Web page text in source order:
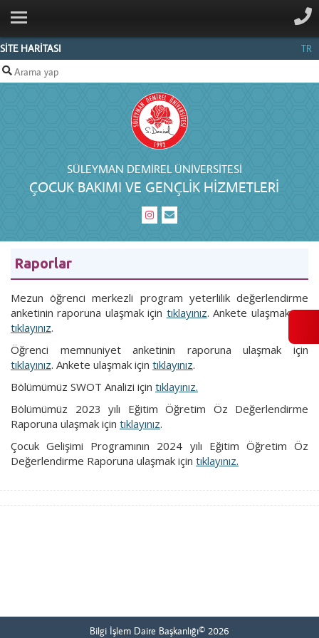
SİTE HARİTASI TR
SÜLEYMAN DEMIREL ÜNIVERSITESI
ÇOCUK BAKIMI VE GENÇLIK HIZMETLERI
ANA SAYFA
KURUMSAL
BÖLÜM
Raporlar
Mezun öğrenci merkezli program yeterlilik değerlendirme
anketinin raporuna ulaşmak için tıklayınız. Ankete ulaşmak için
tıklayınız.
Öğrenci memnuniyet anketinin raporuna ulaşmak için
tıklayınız. Ankete ulaşmak için tıklayınız.
Bölümümüz SWOT Analizi için tıklayınız.
Bölümümüz 2023 yılı Eğitim Öğretim Öz Değerlendirme
Raporuna ulaşmak için tıklayınız.
Çocuk Gelişimi Programının 2024 yılı Eğitim Öğretim Öz
Değerlendirme Raporuna ulaşmak için tıklayınız.
Bilgi İşlem Daire Başkanlığı© 2026